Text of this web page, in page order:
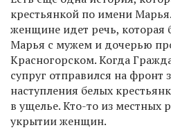
крестьянкой по имени
женщине идет речь, которая
Марья с мужем и дочерью
Красногорском. Когда
супруг отправился на фронт
наступления белых
в ущелье. Кто-то из местных
укрытии женщин.